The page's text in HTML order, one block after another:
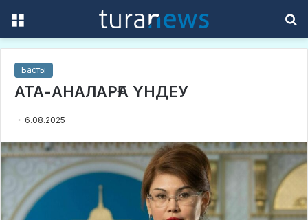
Басты
АТА-АНАЛАРҒА ҮНДЕУ
6.08.2025